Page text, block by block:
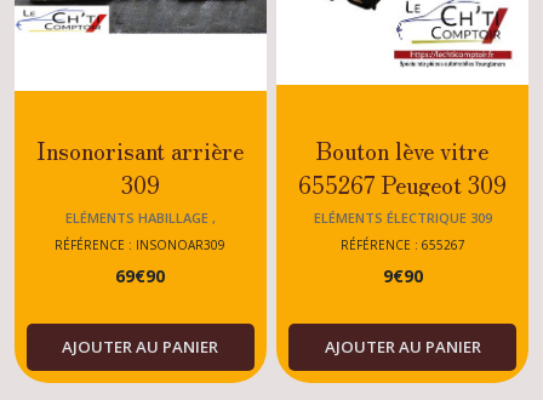
Insonorisant arrière
309
GTI,GTI16,XS,GT,Diesel,Essence
ELÉMENTS HABILLAGE ,
INSONORISANTS 309
RÉFÉRENCE : INSONOAR309
69€90
AJOUTER AU PANIER
Bouton lève vitre
655267 Peugeot 309
GTI - GTI16 - TOUS
MODELES
ELÉMENTS ÉLECTRIQUE 309
RÉFÉRENCE : 655267
9€90
AJOUTER AU PANIER